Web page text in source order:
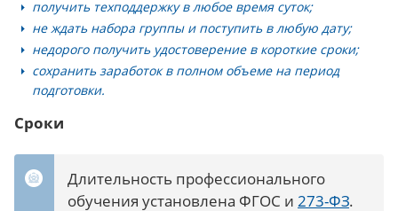
получить техподдержку в любое время суток;
не ждать набора группы и поступить в любую дату;
недорого получить удостоверение в короткие сроки;
сохранить заработок в полном объеме на период
подготовки.
Сроки
Длительность профессионального
обучения установлена ФГОС и 273-ФЗ.